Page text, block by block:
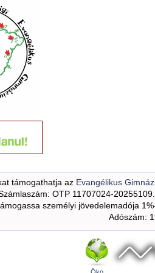
támogathatja az Evangélikus
OTP 11707024-
személyi jövedelemadója
Adószám: